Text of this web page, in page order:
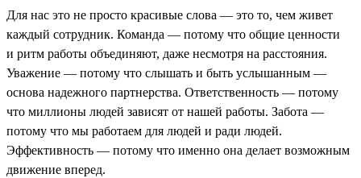
Для нас это не просто красивые слова — это то, чем живет
каждый сотрудник. Команда — потому что общие ценности
и ритм работы объединяют, даже несмотря на расстояния.
Уважение — потому что слышать и быть услышанным —
основа надежного партнерства. Ответственность — потому
что миллионы людей зависят от нашей работы. Забота —
потому что мы работаем для людей и ради людей.
Эффективность — потому что именно она делает возможным
движение вперед.